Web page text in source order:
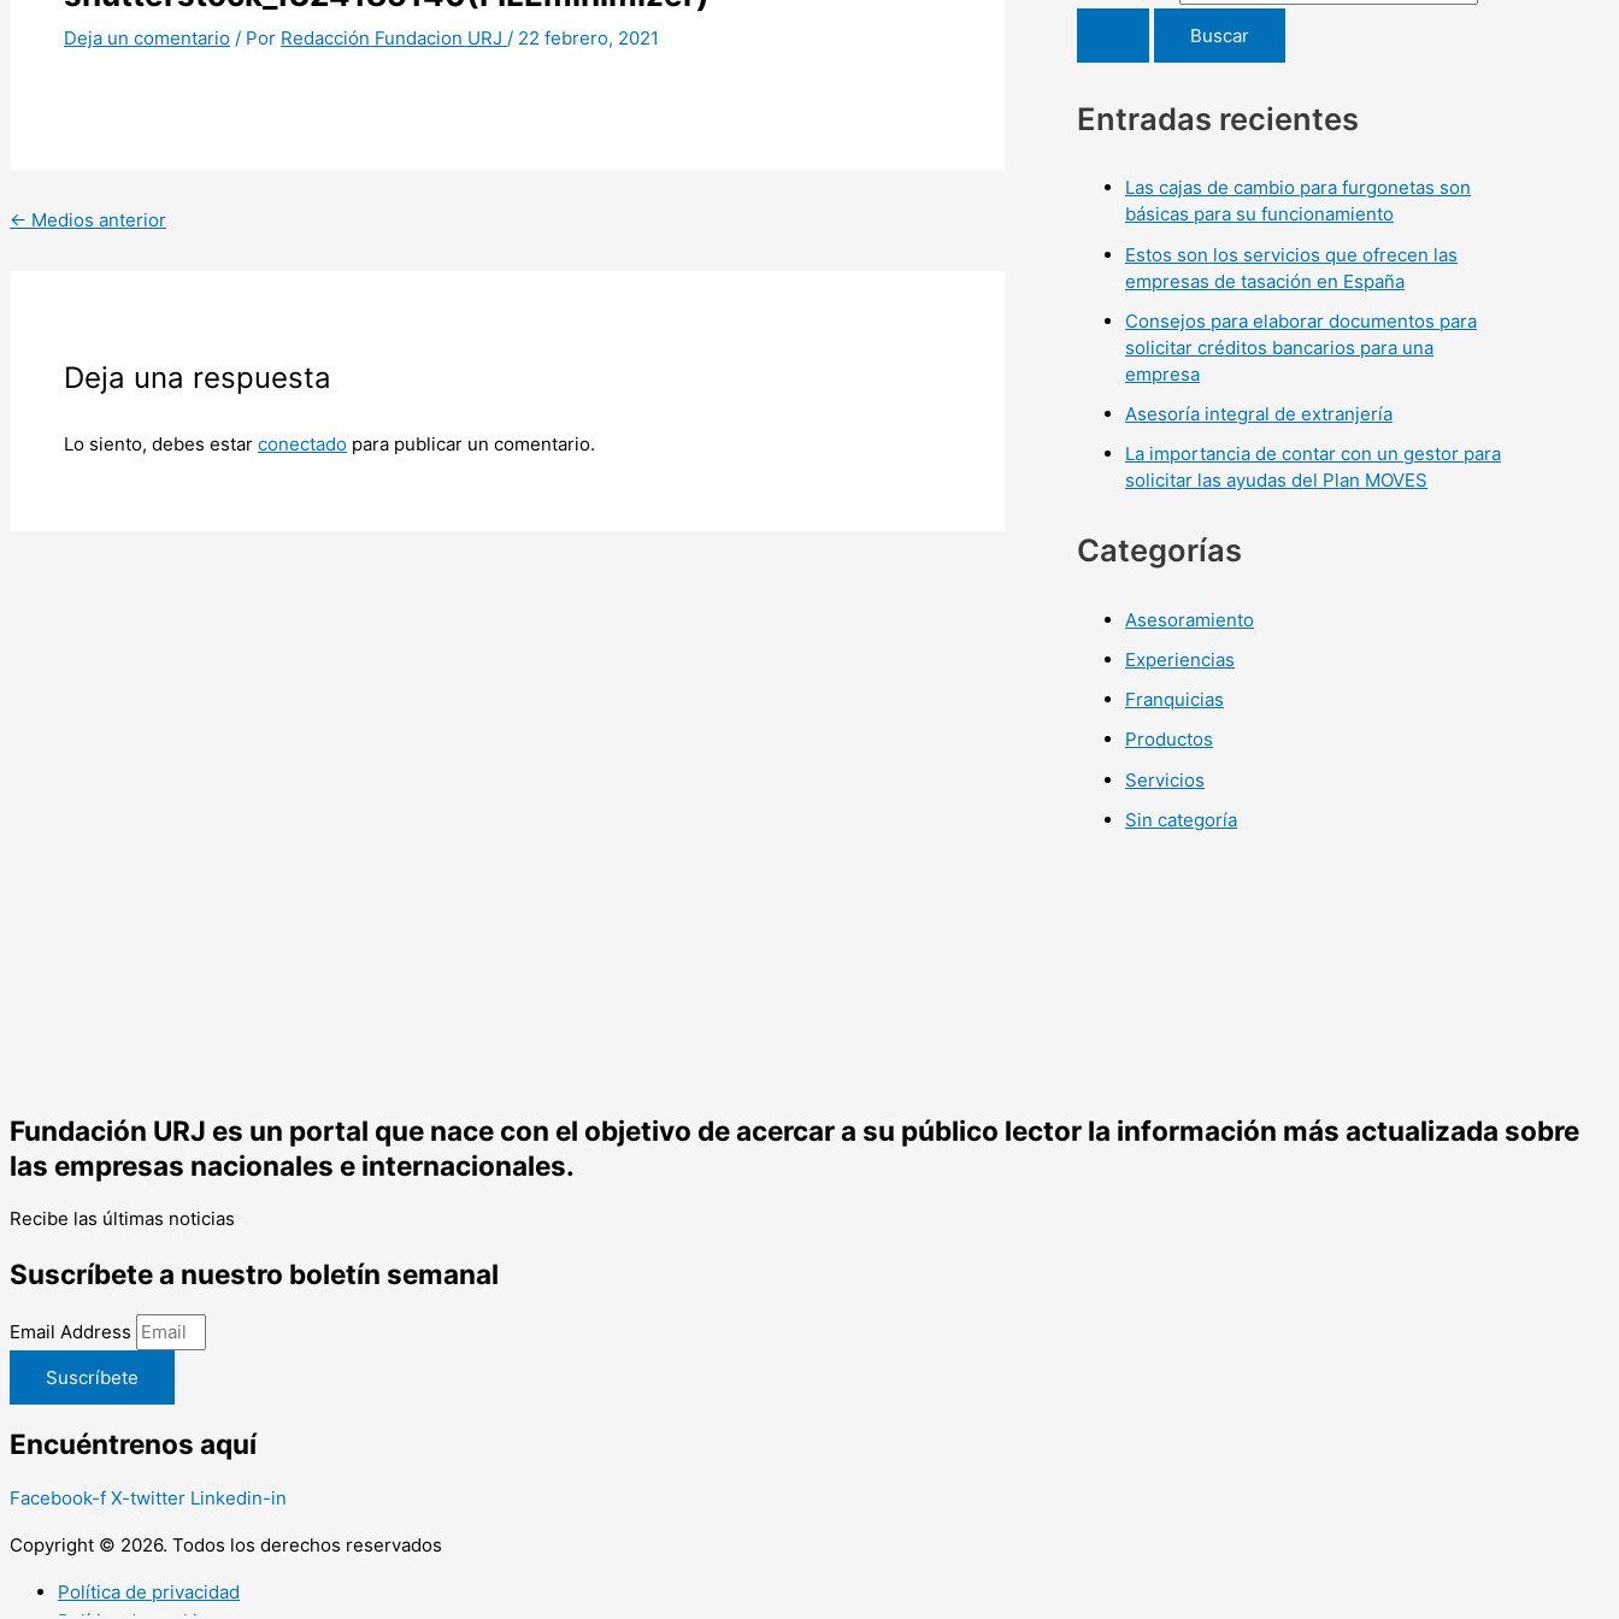
Deja un comentario / Por Redacción Fundacion URJ / 22 febrero, 2021
← Medios anterior
Deja una respuesta
Lo siento, debes estar conectado para publicar un comentario.
Entradas recientes
Las cajas de cambio para furgonetas son
básicas para su funcionamiento
Estos son los servicios que ofrecen las
empresas de tasación en España
Consejos para elaborar documentos para
solicitar créditos bancarios para una
empresa
Asesoría integral de extranjería
La importancia de contar con un gestor para
solicitar las ayudas del Plan MOVES
Categorías
Asesoramiento
Experiencias
Franquicias
Productos
Servicios
Sin categoría
Fundación URJ es un portal que nace con el objetivo de acercar a su público lector la información más actualizada sobre
las empresas nacionales e internacionales.
Recibe las últimas noticias
Suscríbete a nuestro boletín semanal
Email Address
Suscríbete
Encuéntrenos aquí
Facebook-f X-twitter Linkedin-in
Copyright © 2026. Todos los derechos reservados
Política de privacidad